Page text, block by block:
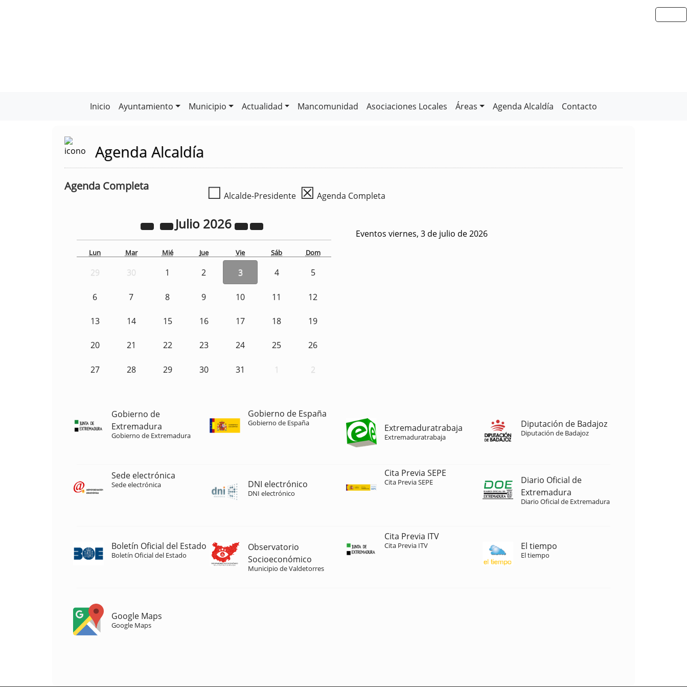
Inicio Ayuntamiento Municipio Actualidad Mancomunidad Asociaciones Locales Áreas Agenda Alcaldía Contacto
Agenda Alcaldía
Agenda Completa ☐ Alcalde-Presidente ☒ Agenda Completa
Julio 2026
Lun Mar Mié Jue Vie Sáb Dom
29 30 1 2 3 4 5
6 7 8 9 10 11 12
13 14 15 16 17 18 19
20 21 22 23 24 25 26
27 28 29 30 31 1 2
Eventos viernes, 3 de julio de 2026
Gobierno de
Extremadura
Gobierno de Extremadura
Gobierno de España
Gobierno de España Extremaduratrabaja
Extremaduratrabaja
Diputación de Badajoz
Diputación de Badajoz
Sede electrónica
Sede electrónica DNI electrónico
DNI electrónico
Cita Previa SEPE
Cita Previa SEPE
Diario Oficial de
Extremadura
Diario Oficial de Extremadura
Boletín Oficial del Estado
Boletín Oficial del Estado
Observatorio
Socioeconómico
Municipio de Valdetorres
Cita Previa ITV
Cita Previa ITV El tiempo
El tiempo
Google Maps
Google Maps